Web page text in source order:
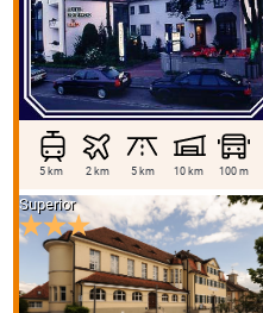
5 km 2 km 5 km 10 km 100 m
Superior